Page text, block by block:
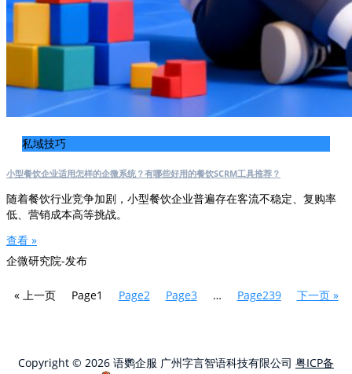
私域技巧
小型餐饮企业适用怎样的企微系统？有哪些好用的餐饮SCRM工具推荐？
随着餐饮行业竞争加剧，小型餐饮企业普遍存在客流不稳定、复购率
低、营销成本高等挑战。
查看 »
企微研究院-发布
« 上一页 Page1 Page2 Page3 … Page239 下一页 »
Copyright © 2026 语鹦企服 广州字言智语科技有限公司 粤ICP备